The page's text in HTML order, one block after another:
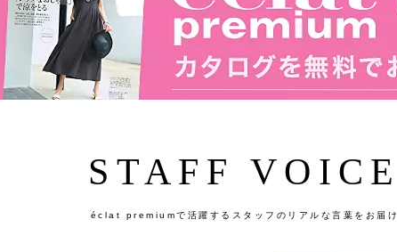
STAFF VOICE
éclat premiumで活躍するスタッフのリアルな言葉をお届け